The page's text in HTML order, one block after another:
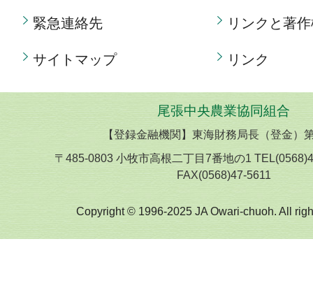
緊急連絡先
サイトマップ
リンクと著
リンク
尾張中央農業協同組合
【登録金融機関】東海財務局長（登金）
〒485-0803 小牧市高根二丁目7番地の1
FAX(0568)47-5611
Copyright © 1996-2025 JA Owari-chuoh. All